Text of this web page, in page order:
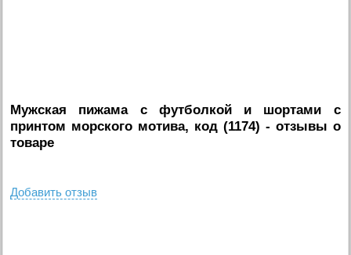
Мужская пижама с футболкой и шортами с
принтом морского мотива, код (1174) - отзывы о
товаре
Добавить отзыв